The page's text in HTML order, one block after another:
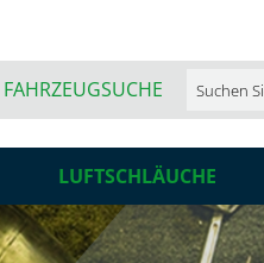
FAHRZEUGSUCHE
LUFTSCHLÄUCHE